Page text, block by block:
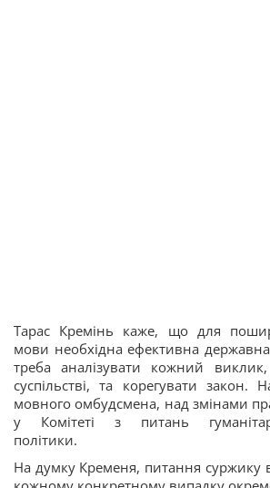
Тарас Кремінь каже, що для
мови необхідна ефективна
треба аналізувати кожний
суспільстві, та корегувати закон.
мовного омбудсмена, над змінами
у Комітеті з питань
політики.
На думку Кременя, питання суржику